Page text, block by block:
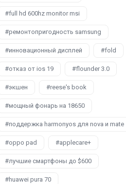
full hd 600hz monitor msi
ремонтопригодность samsung
инновационный дисплей fold
отказ от ios 19 flounder 3.0
экшен reese's book
мощный фонарь на 18650
поддержка harmonyos для nova и mate
oppo pad applecare+
лучшие смартфоны до $600
huawei pura 70